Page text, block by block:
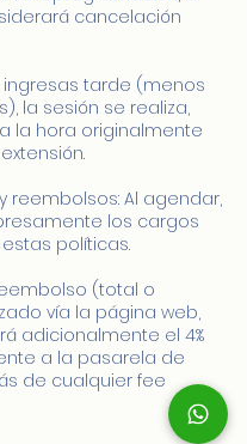
cancelación
ingresas tarde (menos
la sesión se realiza,
la hora originalmente
reembolsos: Al agendar,
los cargos
políticas.
(total o
vía la página web,
adicionalmente el 4%
a la pasarela de
de cualquier fee